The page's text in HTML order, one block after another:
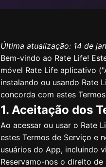
Última atualização: 14 de
Bem-vindo ao Rate Life!
móvel Rate Life aplicativo
instalando ou usando Rate
concorda com estes
1. Aceitação dos
Ao acessar ou usar o Rate
estes Termos de Serviço e
usuários do App, incluindo
Reservamo-nos o direito